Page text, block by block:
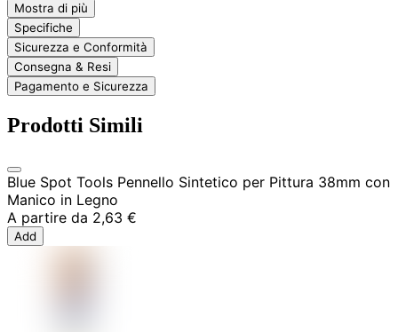
Mostra di più
Specifiche
Sicurezza e Conformità
Consegna & Resi
Pagamento e Sicurezza
Prodotti Simili
Blue Spot Tools Pennello Sintetico per Pittura 38mm con
Manico in Legno
A partire da 2,63 €
Add